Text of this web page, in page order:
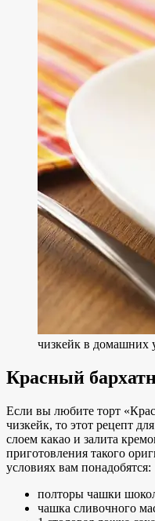
чизкейк в домашних
Красный
Если вы любите торт
чизкейк, то этот рецепт
слоем какао и залита
приготовления такого
условиях вам понадобятся:
полторы чашки
чашка сливочного